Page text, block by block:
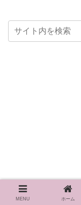
MENU ホーム